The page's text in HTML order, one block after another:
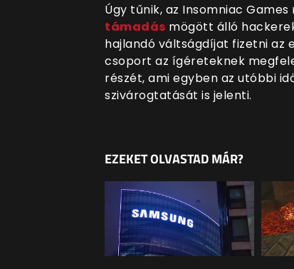
Úgy tűnik, az Insomniac
támadás mögött álló
hajlandó váltságdíjat fizetni az
csoport az ígéreteknek
részét, ami egyben az utóbbi
szivárogtatását is jelenti.
EZEKET OLVASTAD MÁR?